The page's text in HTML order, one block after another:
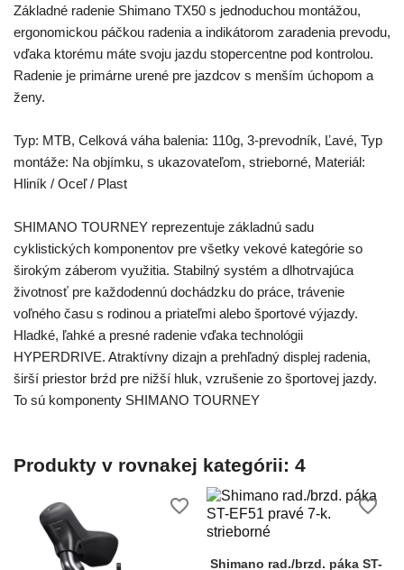
Základné radenie Shimano TX50 s jednoduchou montážou,
ergonomickou páčkou radenia a indikátorom zaradenia prevodu,
vďaka ktorému máte svoju jazdu stopercentne pod kontrolou.
Radenie je primárne urené pre jazdcov s menším úchopom a
ženy.
Typ: MTB, Celková váha balenia: 110g, 3-prevodník, Ľavé, Typ
montáže: Na objímku, s ukazovateľom, strieborné, Materiál:
Hliník / Oceľ / Plast
SHIMANO TOURNEY reprezentuje základnú sadu
cyklistických komponentov pre všetky vekové kategórie so
širokým záberom využitia. Stabilný systém a dlhotrvajúca
životnosť pre každodennú dochádzku do práce, trávenie
voľného času s rodinou a priateľmi alebo športové výjazdy.
Hladké, ľahké a presné radenie vďaka technológii
HYPERDRIVE. Atraktívny dizajn a prehľadný displej radenia,
širší priestor brźd pre nižší hluk, vzrušenie zo športovej jazdy.
To sú komponenty SHIMANO TOURNEY
Produkty v rovnakej kategórii: 4
favorite_border
Shimano rad./brzd. páka ST-
favorite_border